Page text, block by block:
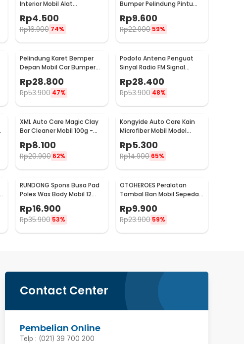
Interior Mobil Alat
AA16
Rp4.500
Rp16.900 74%
Bumper Pelindung Pintu
Mobil Anti Gores 8 PCS -
HT-001
Rp9.600
Rp22.900 59%
Pelindung Karet Bemper
Depan Mobil Car Bumper
Guard 57mm 2.5M
Rp28.800
Rp53.900 47%
Podofo Antena Penguat
Sinyal Radio FM Signal
Amplifier untuk Mobil -
ANT-208
Rp28.400
Rp53.900 48%
XML Auto Care Magic Clay
Bar Cleaner Mobil 100g -
QW89
Rp8.100
Rp20.900 62%
Kongyide Auto Care Kain
Microfiber Mobil Model
Bundar - L-20
Rp5.300
Rp14.900 65%
RUNDONG Spons Busa Pad
Poles Wax Body Mobil 12
PCS - R2010
Rp16.900
Rp35.900 53%
OTOHEROES Peralatan
Tambal Ban Mobil Sepeda
Rp9.900
Rp23.900 59%
Contact Center
Pembelian Online
Telp : (021) 39 700 200